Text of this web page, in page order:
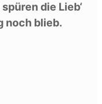
die Lieb‘
noch blieb.